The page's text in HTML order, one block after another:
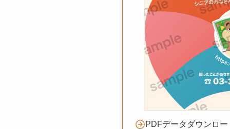
PDFデータダウンロー